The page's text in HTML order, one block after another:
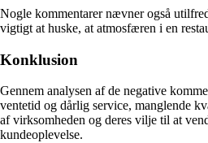
Nogle kommentarer nævner også
vigtigt at huske, at atmosfæren i en
Konklusion
Gennem analysen af ​​de negative
ventetid og dårlig service, manglende
af virksomheden og deres vilje til at
kundeoplevelse.